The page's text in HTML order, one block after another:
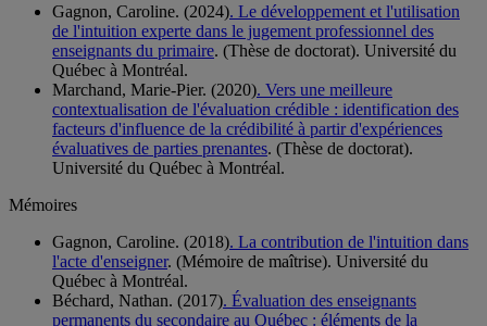
Gagnon, Caroline. (2024). Le développement et l'utilisation
de l'intuition experte dans le jugement professionnel des
enseignants du primaire. (Thèse de doctorat). Université du
Québec à Montréal.
Marchand, Marie-Pier. (2020). Vers une meilleure
contextualisation de l'évaluation crédible : identification des
facteurs d'influence de la crédibilité à partir d'expériences
évaluatives de parties prenantes. (Thèse de doctorat).
Université du Québec à Montréal.
Mémoires
Gagnon, Caroline. (2018). La contribution de l'intuition dans
l'acte d'enseigner. (Mémoire de maîtrise). Université du
Québec à Montréal.
Béchard, Nathan. (2017). Évaluation des enseignants
permanents du secondaire au Québec : éléments de la